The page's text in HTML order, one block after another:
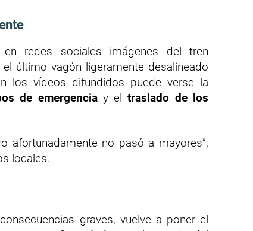
en redes sociales imágenes del tren
último vagón ligeramente desalineado
los vídeos difundidos puede verse la
de emergenciay eltraslado de los
afortunadamente no pasó a mayores”,
locales.
graves, vuelve a poner el